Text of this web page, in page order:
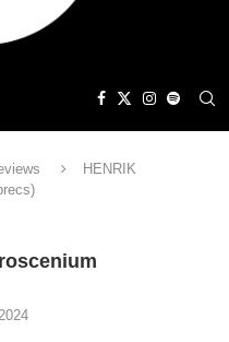
HENRIK